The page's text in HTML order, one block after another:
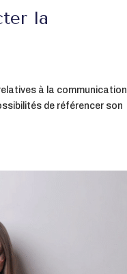
la
à la communication
de référencer son